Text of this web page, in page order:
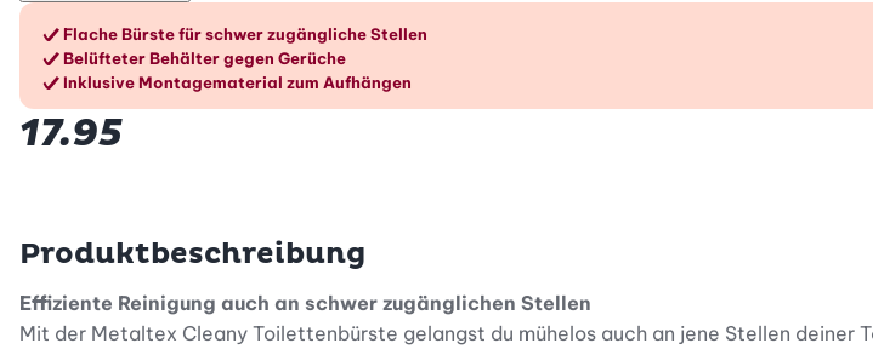
Die Vorteile im Überblick
Flache Bürste für schwer zugängliche Stellen
Belüfteter Behälter gegen Gerüche
Inklusive Montagematerial zum Aufhängen
17.95
Produktbeschreibung
Effiziente Reinigung auch an schwer zugänglichen Stellen
Mit der Metaltex Cleany Toilettenbürste gelangst du mühelos auch an jene Stellen deiner